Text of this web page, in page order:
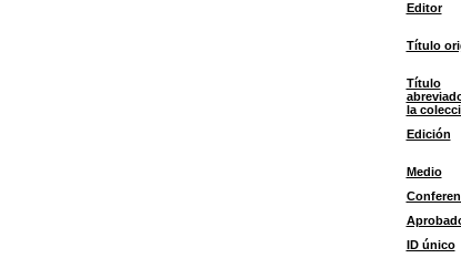
Editor
Título
Título
la
Edición
Medio
ID único